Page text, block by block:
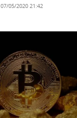
07/05/2020 21:42